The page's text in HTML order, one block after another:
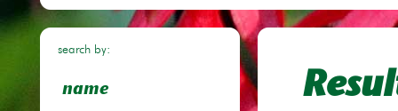
search by:
name